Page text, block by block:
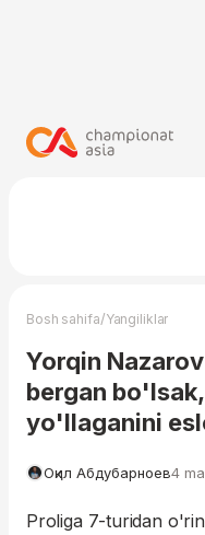
Bosh sahifa/Yangiliklar
Yorqin
bergan
yo'llaganini
Оқил Абдубарноев4
Proliga 7-turidan